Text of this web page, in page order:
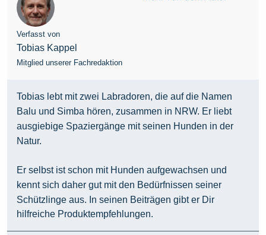
Verfasst von
Tobias Kappel
Mitglied unserer Fachredaktion
Tobias lebt mit zwei Labradoren, die auf die Namen
Balu und Simba hören, zusammen in NRW. Er liebt
ausgiebige Spaziergänge mit seinen Hunden in der
Natur.
Er selbst ist schon mit Hunden aufgewachsen und
kennt sich daher gut mit den Bedürfnissen seiner
Schützlinge aus. In seinen Beiträgen gibt er Dir
hilfreiche Produktempfehlungen.